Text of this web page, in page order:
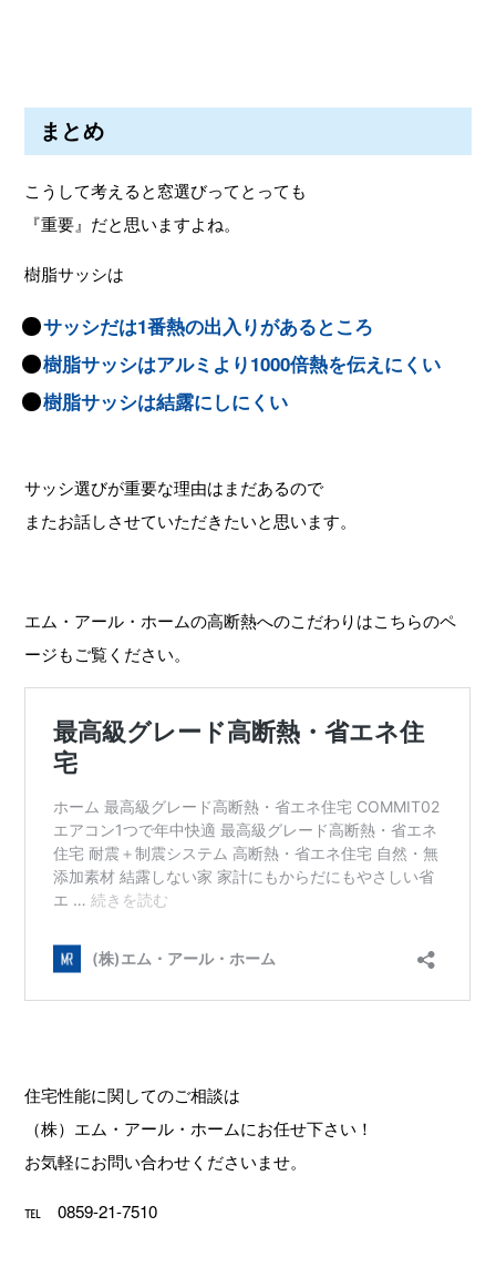
まとめ
こうして考えると窓選びってとっても
『重要』だと思いますよね。
樹脂サッシは
サッシだは1番熱の出入りがあるところ
樹脂サッシはアルミより1000倍熱を伝えにくい
樹脂サッシは結露にしにくい
サッシ選びが重要な理由はまだあるので
またお話しさせていただきたいと思います。
エム・アール・ホームの高断熱へのこだわりはこちらのペ
ージもご覧ください。
住宅性能に関してのご相談は
（株）エム・アール・ホームにお任せ下さい！
お気軽にお問い合わせくださいませ。
℡ 0859-21-7510